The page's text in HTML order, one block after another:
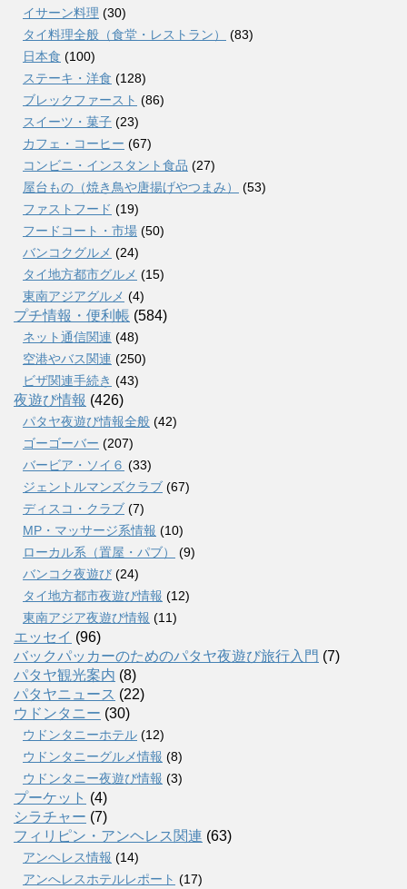
イサーン料理 (30)
タイ料理全般（食堂・レストラン）
(83)
日本食 (100)
ステーキ・洋食 (128)
ブレックファースト (86)
スイーツ・菓子 (23)
カフェ・コーヒー (67)
コンビニ・インスタント食品 (27)
屋台もの（焼き鳥や唐揚げやつまみ）
(53)
ファストフード (19)
フードコート・市場 (50)
バンコクグルメ (24)
タイ地方都市グルメ (15)
東南アジアグルメ (4)
プチ情報・便利帳 (584)
ネット通信関連 (48)
空港やバス関連 (250)
ビザ関連手続き (43)
夜遊び情報 (426)
パタヤ夜遊び情報全般 (42)
ゴーゴーバー (207)
バービア・ソイ６ (33)
ジェントルマンズクラブ (67)
ディスコ・クラブ (7)
MP・マッサージ系情報 (10)
ローカル系（置屋・パブ）
(9)
バンコク夜遊び (24)
タイ地方都市夜遊び情報 (12)
東南アジア夜遊び情報 (11)
エッセイ (96)
バックパッカーのためのパタヤ夜遊び旅行入門 (7)
パタヤ観光案内 (8)
パタヤニュース (22)
ウドンタニー (30)
ウドンタニーホテル (12)
ウドンタニーグルメ情報 (8)
ウドンタニー夜遊び情報 (3)
プーケット (4)
シラチャー (7)
フィリピン・アンヘレス関連 (63)
アンヘレス情報 (14)
アンへレスホテルレポート (17)